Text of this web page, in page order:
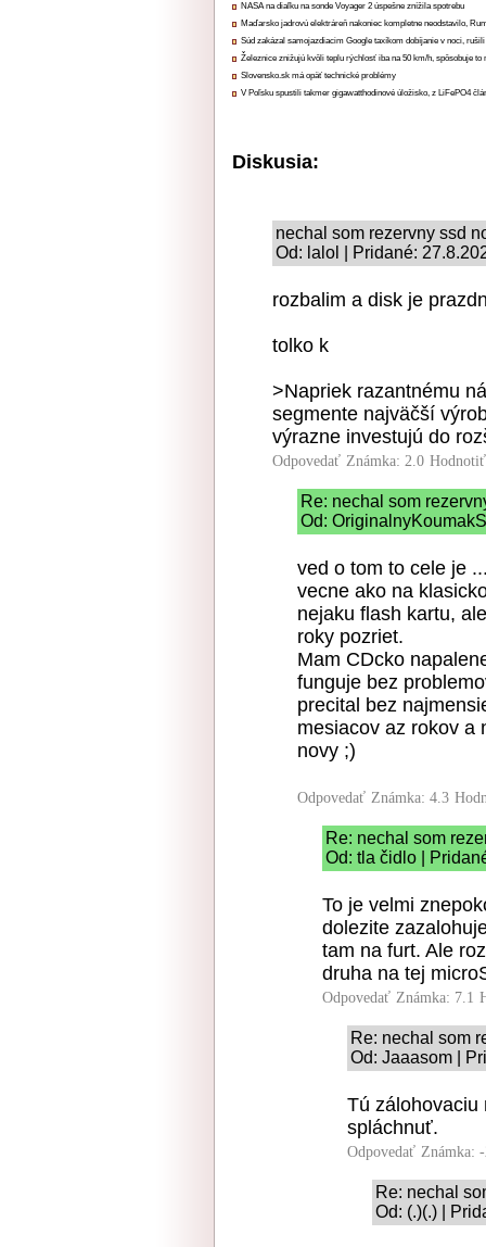
NASA na diaľku na sonde Voyager 2 úspešne znížila spotrebu
Maďarsko jadrovú elektráreň nakoniec kompletne neodstavilo,
Súd zakázal samojazdiacim Google taxíkom dobíjanie v noci,
Železnice znižujú kvôli teplu rýchlosť iba na 50 km/h, spôsobuje to
Slovensko.sk má opäť technické problémy
V Poľsku spustili takmer gigawatthodinové úložisko, z LiFePO4
Diskusia:
nechal som rezervny ssd
Od: lalol | Pridané:
rozbalim a disk je
tolko k
>Napriek razantnému
segmente najväčší
výrazne investujú do
Odpovedať Známka: 2.0
Re: nechal som
Od:
ved o tom to cele je
vecne ako na
nejaku flash kartu,
roky pozriet.
Mam CDcko
funguje bez
precital bez
mesiacov az rokov a
novy ;)
Odpovedať Známka: 4.3
Re: nechal som
Od: tla čidlo |
To je velmi
dolezite
tam na furt. Ale
druha na tej
Odpovedať Známka: 7.1
Re: nechal som
Od: Jaaasom |
Tú zálohovaciu
spláchnuť.
Odpovedať Známka:
Re: nechal
Od: (.)(.) |